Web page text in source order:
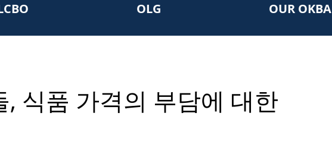
OLG OUR OKBA
, 식품 가격의 부담에 대한